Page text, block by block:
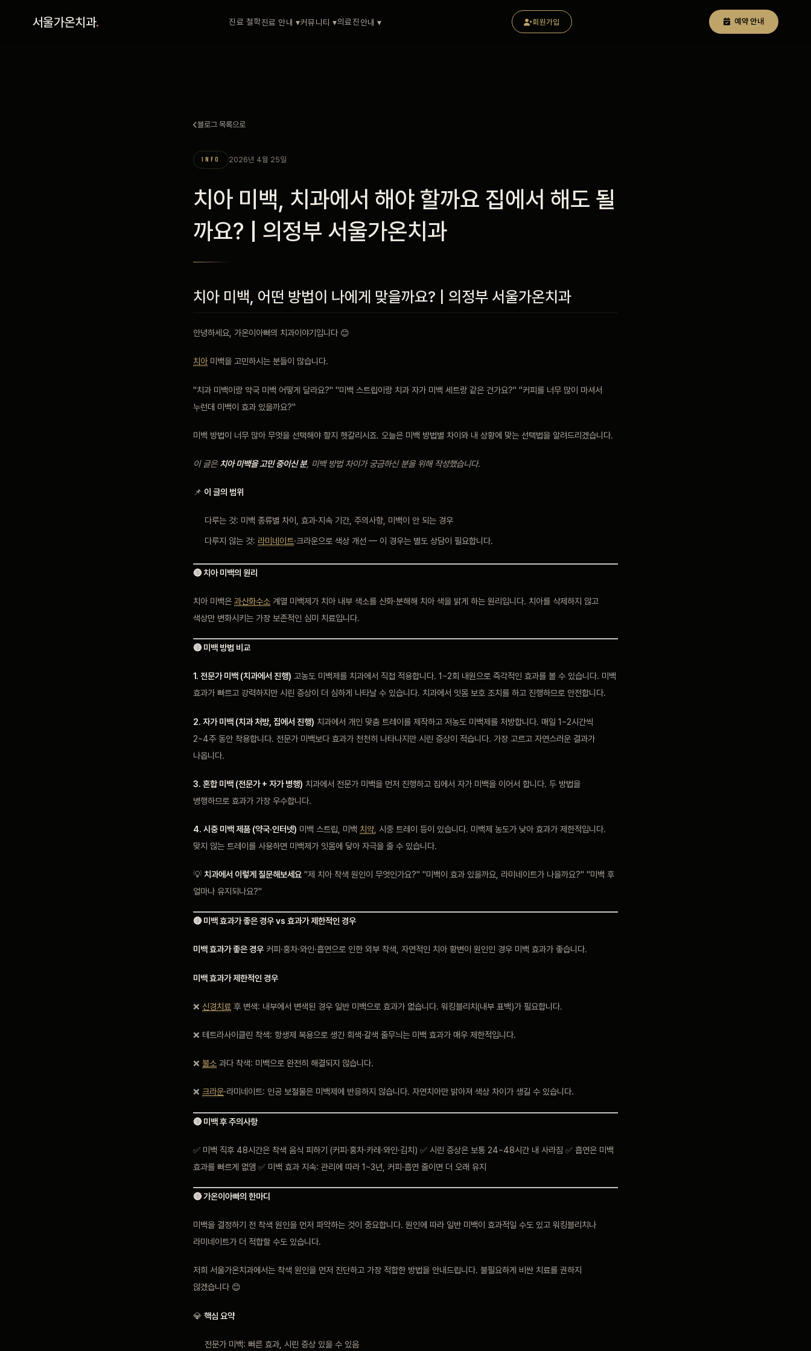
서울가온치과. 진료 철학진료 안내 ▾커뮤니티 ▾의료진 안내 ▾ 회원가입 예약 안내
회원가입 / 로그인
블로그 목록으로
INFO 2026년 4월 25일
치아 미백, 치과에서 해야 할까요 집에서 해도 될
까요? | 의정부 서울가온치과
치아 미백, 어떤 방법이 나에게 맞을까요? | 의정부 서울가온치과
안녕하세요, 가온이아빠의 치과이야기입니다 😊
치아 미백을 고민하시는 분들이 많습니다.
"치과 미백이랑 약국 미백 어떻게 달라요?" "미백 스트립이랑 치과 자가 미백 세트랑 같은 건가요?" "커피를 너무 많이 마셔서
누런데 미백이 효과 있을까요?"
미백 방법이 너무 많아 무엇을 선택해야 할지 헷갈리시죠. 오늘은 미백 방법별 차이와 내 상황에 맞는 선택법을 알려드리겠습니다.
이 글은 치아 미백을 고민 중이신 분, 미백 방법 차이가 궁금하신 분을 위해 작성했습니다.
📌 이 글의 범위
다루는 것: 미백 종류별 차이, 효과·지속 기간, 주의사항, 미백이 안 되는 경우
다루지 않는 것: 라미네이트·크라운으로 색상 개선 — 이 경우는 별도 상담이 필요합니다.
🔴 치아 미백의 원리
치아 미백은 과산화수소 계열 미백제가 치아 내부 색소를 산화·분해해 치아 색을 밝게 하는 원리입니다. 치아를 삭제하지 않고
색상만 변화시키는 가장 보존적인 심미 치료입니다.
🔴 미백 방법 비교
1. 전문가 미백 (치과에서 진행) 고농도 미백제를 치과에서 직접 적용합니다. 1~2회 내원으로 즉각적인 효과를 볼 수 있습니다. 미백
효과가 빠르고 강력하지만 시린 증상이 더 심하게 나타날 수 있습니다. 치과에서 잇몸 보호 조치를 하고 진행하므로 안전합니다.
2. 자가 미백 (치과 처방, 집에서 진행) 치과에서 개인 맞춤 트레이를 제작하고 저농도 미백제를 처방합니다. 매일 1~2시간씩
2~4주 동안 착용합니다. 전문가 미백보다 효과가 천천히 나타나지만 시린 증상이 적습니다. 가장 고르고 자연스러운 결과가
나옵니다.
3. 혼합 미백 (전문가 + 자가 병행) 치과에서 전문가 미백을 먼저 진행하고 집에서 자가 미백을 이어서 합니다. 두 방법을
병행하므로 효과가 가장 우수합니다.
4. 시중 미백 제품 (약국·인터넷) 미백 스트립, 미백 치약 , 시중 트레이 등이 있습니다. 미백제 농도가 낮아 효과가 제한적입니다.
맞지 않는 트레이를 사용하면 미백제가 잇몸에 닿아 자극을 줄 수 있습니다.
💡치과에서 이렇게 질문해보세요 "제 치아 착색 원인이 무엇인가요?" "미백이 효과 있을까요, 라미네이트가 나을까요?" "미백 후
얼마나 유지되나요?"
🔴 미백 효과가 좋은 경우 vs 효과가 제한적인 경우
미백 효과가 좋은 경우 커피·홍차·와인·흡연으로 인한 외부 착색, 자연적인 치아 황변이 원인인 경우 미백 효과가 좋습니다.
미백 효과가 제한적인 경우
❌ 신경치료 후 변색: 내부에서 변색된 경우 일반 미백으로 효과가 없습니다. 워킹블리치(내부 표백)가 필요합니다.
❌ 테트라사이클린 착색: 항생제 복용으로 생긴 회색·갈색 줄무늬는 미백 효과가 매우 제한적입니다.
❌ 불소 과다 착색: 미백으로 완전히 해결되지 않습니다.
❌ 크라운·라미네이트: 인공 보철물은 미백제에 반응하지 않습니다. 자연치아만 밝아져 색상 차이가 생길 수 있습니다.
🔴 미백 후 주의사항
✅ 미백 직후 48시간은 착색 음식 피하기 (커피·홍차·카레·와인·김치) ✅ 시린 증상은 보통 24~48시간 내 사라짐 ✅ 흡연은 미백
효과를 빠르게 없앰 ✅ 미백 효과 지속: 관리에 따라 1~3년, 커피·흡연 줄이면 더 오래 유지
🔴 가온이아빠의 한마디
미백을 결정하기 전 착색 원인을 먼저 파악하는 것이 중요합니다. 원인에 따라 일반 미백이 효과적일 수도 있고 워킹블리치나
라미네이트가 더 적합할 수도 있습니다.
저희 서울가온치과에서는 착색 원인을 먼저 진단하고 가장 적합한 방법을 안내드립니다. 불필요하게 비싼 치료를 권하지
않겠습니다 😊
💎 핵심 요약
전문가 미백: 빠른 효과, 시린 증상 있을 수 있음